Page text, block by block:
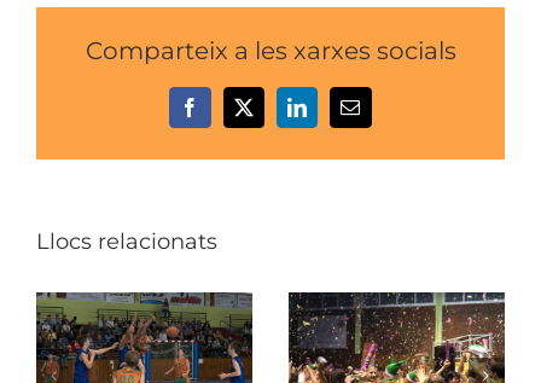
Comparteix a les xarxes socials
Facebook
X LinkedInEmail:
Llocs relacionats